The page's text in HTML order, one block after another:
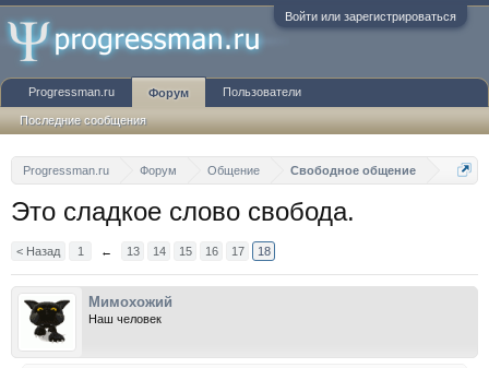
Войти или зарегистрироваться
Progressman.ru Форум Общение Свободное общение
Это сладкое слово свобода.
< Назад 1 ← 13 14 15 16 17 18
Мимохожий
Наш человек
Progressman.ru Форум
Последние сообщения
Пользователи